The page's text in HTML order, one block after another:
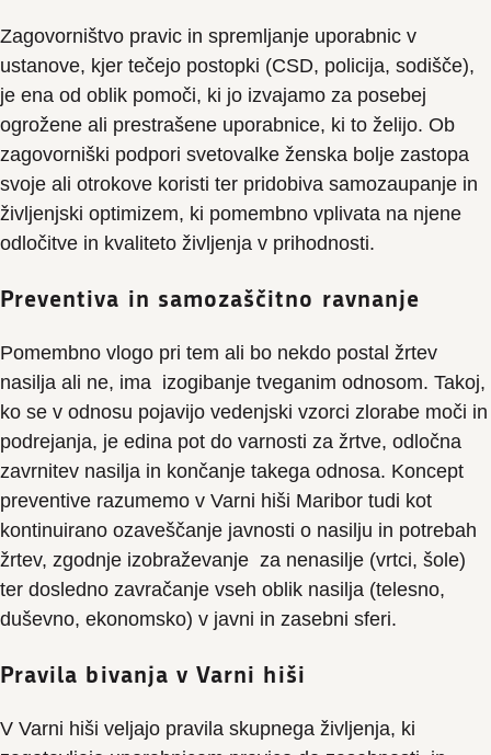
Zagovorništvo pravic in spremljanje uporabnic v
ustanove, kjer tečejo postopki (CSD, policija, sodišče),
je ena od oblik pomoči, ki jo izvajamo za posebej
ogrožene ali prestrašene uporabnice, ki to želijo. Ob
zagovorniški podpori svetovalke ženska bolje zastopa
svoje ali otrokove koristi ter pridobiva samozaupanje in
življenjski optimizem, ki pomembno vplivata na njene
odločitve in kvaliteto življenja v prihodnosti.
Preventiva in samozaščitno ravnanje
Pomembno vlogo pri tem ali bo nekdo postal žrtev
nasilja ali ne, ima izogibanje tveganim odnosom. Takoj,
ko se v odnosu pojavijo vedenjski vzorci zlorabe moči in
podrejanja, je edina pot do varnosti za žrtve, odločna
zavrnitev nasilja in končanje takega odnosa. Koncept
preventive razumemo v Varni hiši Maribor tudi kot
kontinuirano ozaveščanje javnosti o nasilju in potrebah
žrtev, zgodnje izobraževanje za nenasilje (vrtci, šole)
ter dosledno zavračanje vseh oblik nasilja (telesno,
duševno, ekonomsko) v javni in zasebni sferi.
Pravila bivanja v Varni hiši
V Varni hiši veljajo pravila skupnega življenja, ki